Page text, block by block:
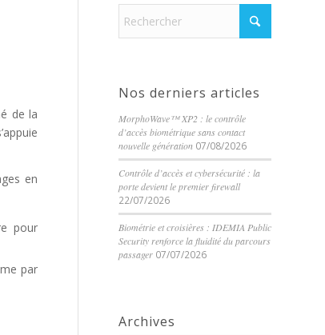
de la
en
pour
par
Nos derniers articles
MorphoWave™ XP2 : le contrôle
d’accès biométrique sans contact
nouvelle génération 07/08/2026
Contrôle d’accès et cybersécurité : la
porte devient le premier firewall
22/07/2026
Biométrie et croisières : IDEMIA Public
Security renforce la fluidité du parcours
passager 07/07/2026
Archives